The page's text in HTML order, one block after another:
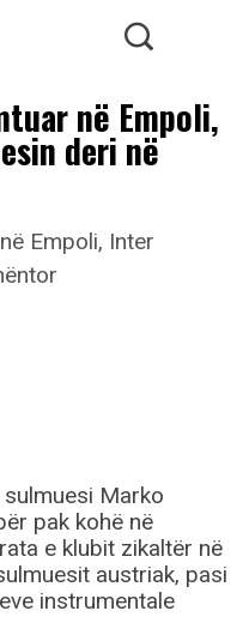
në Empoli,
deri në
Marko
pak kohë në
e klubit zikaltër në
austriak, pasi
instrumentale